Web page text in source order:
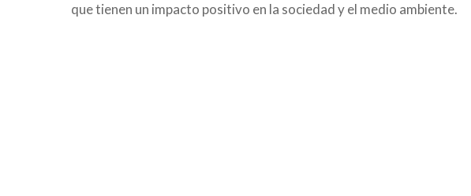
que tienen un impacto positivo en la sociedad y el medio ambiente.